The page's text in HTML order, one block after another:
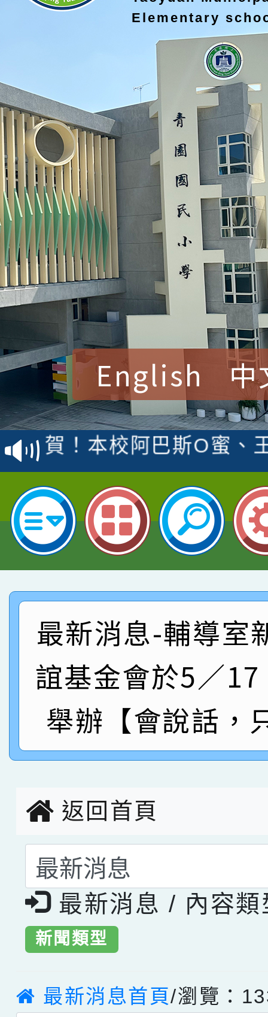
Elementary
English 中
賀！本校參加桃園市中
賽 洪綺君教師榮獲社
賀！本校阿巴斯O蜜、
倩參加桃園市科展 國
名 指導老師王老師、
賀！本校四年二班張O
園市英語競賽國小朗讀
指導老師林老師
賀！本校參加桃園市中
賽 劉文瑛教師榮獲教
臺灣台語-第二名
賀！本校參與2026世
市賽榮獲科學小創客佳
創客第三名。
賀！本校參加桃園市中
賽 洪綺君教師榮獲社
名
賀！本校阿巴斯O蜜、
倩參加桃園市科展 國
名 指導老師王老師、
賀！本校四年二班張O
園市英語競賽國小朗讀
指導老師林老師
賀！本校參加桃園市中
賽 劉文瑛教師榮獲教
賀！本校參與2026世
市賽榮獲科學小創客佳
最新消息-輔導室
誼基金會於5／
舉辦【會說話，
返回首頁
選擇後頁面內容會更
最新消息 / 內容類
新聞類型
最新消息首頁/瀏覽：